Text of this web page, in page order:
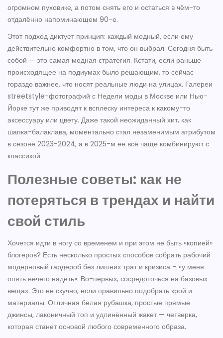
огромном пуховике, а потом снять его и остаться в чём-то
отдалённо напоминающем 90-е.
Этот подход диктует принцип: каждый модный, если ему
действительно комфортно в том, что он выбрал. Сегодня быть
собой — это самая модная стратегия. Кстати, если раньше
происходящее на подиумах было решающим, то сейчас
гораздо важнее, что носят реальные люди на улицах. Галереи
streetstyle-фотографий с Недели моды в Москве или Нью-
Йорке тут же приводят к всплеску интереса к какому-то
аксессуару или цвету. Даже такой неожиданный хит, как
шапка-балаклава, моментально стал незаменимым атрибутом
в сезоне 2023-2024, а в 2025-м ее всё чаще комбинируют с
классикой.
Полезные советы: как не
потеряться в трендах и найти
свой стиль
Хочется идти в ногу со временем и при этом не быть «копией»
блогеров? Есть несколько простых способов собрать рабочий
модерновый гардероб без лишних трат и кризиса – «у меня
опять нечего надеть». Во-первых, сосредоточься на базовых
вещах. Это не скучно, если правильно подобрать крой и
материалы. Отличная белая рубашка, простые прямые
джинсы, лаконичный топ и удлинённый жакет — четверка,
которая станет основой любого современного образа.